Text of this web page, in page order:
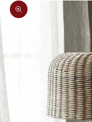
Bild vergrößern